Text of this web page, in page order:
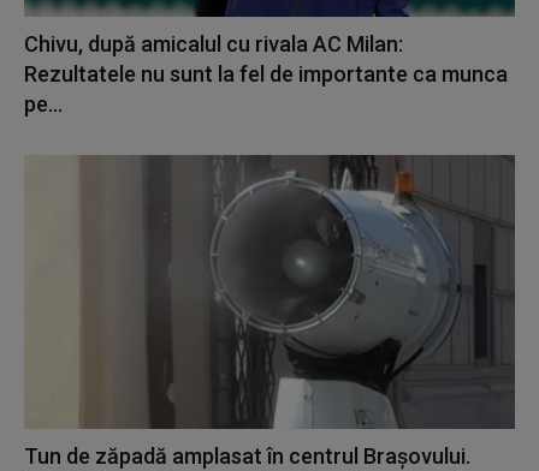
Chivu, după amicalul cu rivala AC Milan:
Rezultatele nu sunt la fel de importante ca munca
pe...
Tun de zăpadă amplasat în centrul Brașovului.